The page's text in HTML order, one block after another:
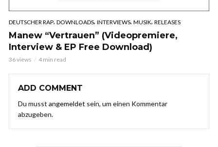
DEUTSCHER RAP, DOWNLOADS, INTERVIEWS, MUSIK, RELEASES
Manew “Vertrauen” (Videopremiere,
Interview & EP Free Download)
36 views 4 min read
ADD COMMENT
Du musst angemeldet sein, um einen Kommentar
abzugeben.